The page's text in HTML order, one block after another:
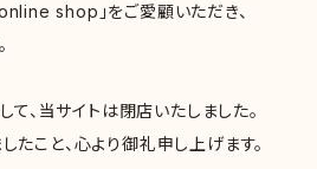
shop」をご愛顧いただき、
、当サイトは閉店いたしました。
たこと、心より御礼申し上げます。